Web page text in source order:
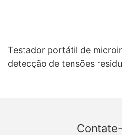
Testador portátil de
detecção de tensões